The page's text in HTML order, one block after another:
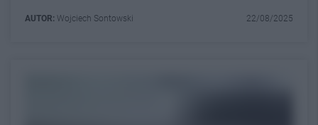
AUTOR: Wojciech Sontowski 22/08/2025